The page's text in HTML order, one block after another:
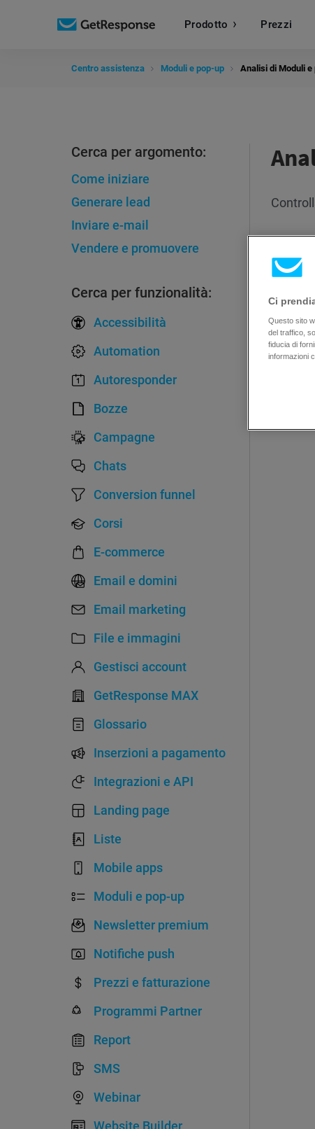
Prodotto Prezzi
Centro assistenza Moduli e pop-up Analisi di Moduli e
Cerca per argomento:
Come iniziare
Generare lead
Inviare e-mail
Vendere e promuovere
Cerca per funzionalità:
Accessibilità
Automation
Autoresponder
Bozze
Campagne
Chats
Conversion funnel
Corsi
E-commerce
Email e domini
Email marketing
File e immagini
Gestisci account
GetResponse MAX
Glossario
Inserzioni a pagamento
Integrazioni e API
Landing page
Liste
Mobile apps
Moduli e pop-up
Newsletter premium
Notifiche push
Prezzi e fatturazione
Programmi Partner
Report
SMS
Webinar
Website Builder
Ci
Questo sito
del traffico,
fiducia di
informazioni